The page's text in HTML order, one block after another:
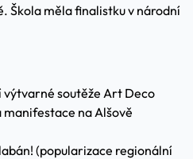
Škola měla finalistku v národní
výtvarné soutěže Art Deco
manifestace na Alšově
(popularizace regionální